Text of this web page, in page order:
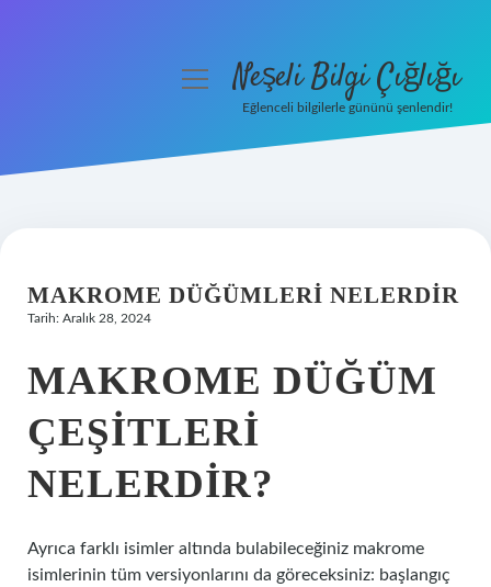
Hakkımızda
menüyüNeşeli Bilgi Çığlığı
Eğlenceli bilgilerle gününü şenlendir!
MAKROME DÜĞÜMLERI NELERDIR
Tarih: Aralık 28, 2024
MAKROME DÜĞÜM
ÇEŞITLERI
NELERDIR?
Ayrıca farklı isimler altında bulabileceğiniz makrome
isimlerinin tüm versiyonlarını da göreceksiniz: başlangıç ​​